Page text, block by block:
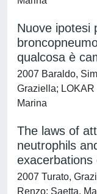
Nuove ipotesi
qualcosa è
2007 Baraldo,
Graziella; LOKAR
Marina
The laws of
neutrophils
exacerbations
2007 Turato,
Renzo; Saetta,